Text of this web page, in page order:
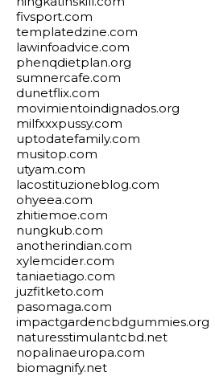
fivsport.com
templatedzine.com
lawinfoadvice.com
phenqdietplan.org
sumnercafe.com
dunetflix.com
movimientoindignados.org
milfxxxpussy.com
uptodatefamily.com
musitop.com
utyam.com
lacostituzioneblog.com
ohyeea.com
zhitiemoe.com
nungkub.com
anotherindian.com
xylemcider.com
taniaetiago.com
juzfitketo.com
pasomaga.com
impactgardencbdgummies.org
naturesstimulantcbd.net
nopalinaeuropa.com
biomagnify.net